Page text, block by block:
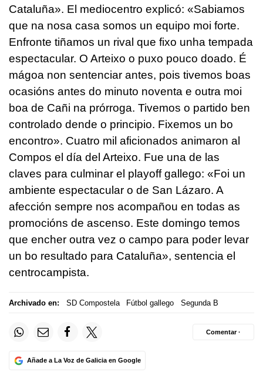
Cataluña». El mediocentro explicó: «Sabiamos
que na nosa casa somos un equipo moi forte.
Enfronte tiñamos un rival que fixo unha tempada
espectacular. O Arteixo o puxo pouco doado. É
mágoa non sentenciar antes, pois tivemos boas
ocasións antes do minuto noventa e outra moi
boa de Cañi na prórroga. Tivemos o partido ben
controlado dende o principio. Fixemos un bo
encontro». Cuatro mil aficionados animaron al
Compos el día del Arteixo. Fue una de las
claves para culminar el playoff gallego: «Foi un
ambiente espectacular o de San Lázaro. A
afección sempre nos acompañou en todas as
promocións de ascenso. Este domingo temos
que encher outra vez o campo para poder levar
un bo resultado para Cataluña», sentencia el
centrocampista.
Archivado en: SD Compostela Fútbol gallego Segunda B
Añade a La Voz de Galicia en Google
Comentar ·